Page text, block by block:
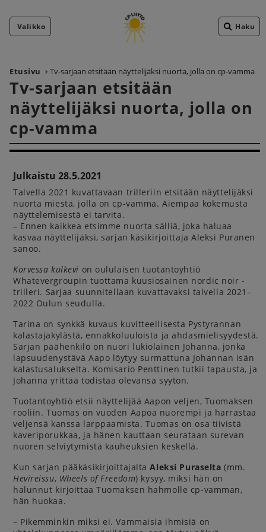
Valikko Haku
Etusivu Tv-sarjaan etsitään näyttelijäksi nuorta, jolla on cp-vamma
Tv-sarjaan etsitään
näyttelijäksi nuorta, jolla on
cp-vamma
Julkaistu 28.5.2021
Talvella 2021 kuvattavaan trilleriin etsitään näyttelijäksi
nuorta miestä, jolla on cp-vamma. Aiempaa kokemusta
näyttelemisestä ei tarvita.
– Ennen kaikkea etsimme nuorta sälliä, joka haluaa
kasvaa näyttelijäksi, sarjan käsikirjoittaja Aleksi Puranen
sanoo.
Korvessa kulkevi on oululaisen tuotantoyhtiö
Whatevergroupin tuottama kuusiosainen nordic noir -
trilleri. Sarjaa suunnitellaan kuvattavaksi talvella 2021–
2022 Oulun seudulla.
Tarina on synkkä kuvaus kuvitteellisesta Pystyrannan
kalastajakylästä, ennakkoluuloista ja ahdasmielisyydestä.
Sarjan päähenkilö on nuori lukiolainen Johanna, jonka
lapsuudenystävä Aapo löytyy surmattuna Johannan isän
kalastusalukselta. Komisario Penttinen tutkii tapausta, ja
Johanna yrittää todistaa olevansa syytön.
Tuotantoyhtiö etsii näyttelijää Aapon veljen, Tuomaksen
rooliin. Tuomas on vuoden Aapoa nuorempi ja harrastaa
veljensä kanssa larppaamista. Tuomas on osa tiivistä
kaveriporukkaa, ja hänen kauttaan seurataan surevan
nuoren selviytymistä kauheuksien keskellä.
Kun sarjan pääkäsikirjoittajaltaAleksi Puraselta(mm.
Hevireissu, Wheels of Freedom) kysyy, miksi hän on
halunnut kirjoittaa Tuomaksen hahmolle cp-vamman,
hän huokaa.
– Pikemminkin miksi ei. Vammaisia ihmisiä on